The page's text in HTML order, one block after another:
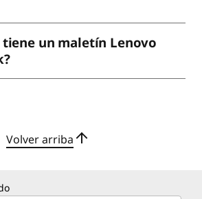
tiene un maletín Lenovo
Volver arriba